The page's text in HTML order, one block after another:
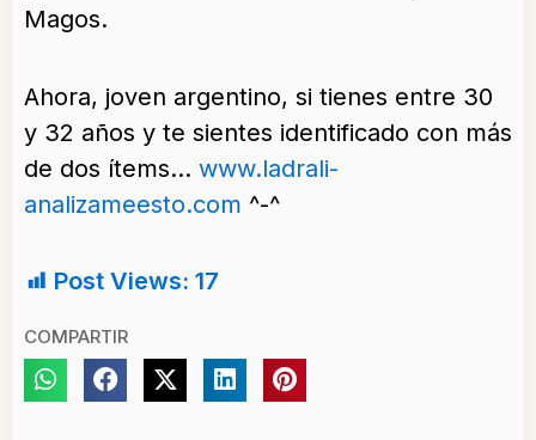
Magos.
Ahora, joven argentino, si tienes entre 30
y 32 años y te sientes identificado con más
de dos ítems… www.ladrali-
analizameesto.com ^-^
Post Views: 17
COMPARTIR